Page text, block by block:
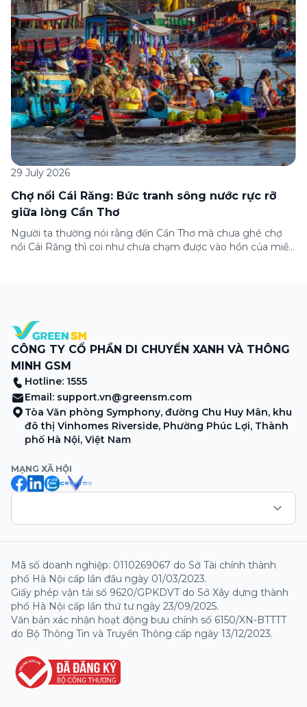
những lưu ý quan trọng trước khi […]
29 July 2026
Chợ nổi Cái Răng: Bức tranh sông nước rực rỡ
giữa lòng Cần Thơ
Người ta thường nói rằng đến Cần Thơ mà chưa ghé chợ
nổi Cái Răng thì coi như chưa chạm được vào hồn của miền
CÔNG TY CỔ PHẦN DI CHUYỂN XANH VÀ THÔNG
MINH GSM
Hotline: 1555
Email: support.vn@greensm.com
Tòa Văn phòng Symphony, đường Chu Huy Mân, khu
đô thị Vinhomes Riverside, Phường Phúc Lợi, Thành
phố Hà Nội, Việt Nam
MẠNG XÃ HỘI
Mã số doanh nghiệp: 0110269067 do Sở Tài chính thành
phố Hà Nội cấp lần đầu ngày 01/03/2023.
Giấy phép vận tải số 9620/GPKDVT do Sở Xây dựng thành
phố Hà Nội cấp lần thứ tư ngày 23/09/2025.
Văn bản xác nhận hoạt động bưu chính số 6150/XN-BTTTT
do Bộ Thông Tin và Truyền Thông cấp ngày 13/12/2023.